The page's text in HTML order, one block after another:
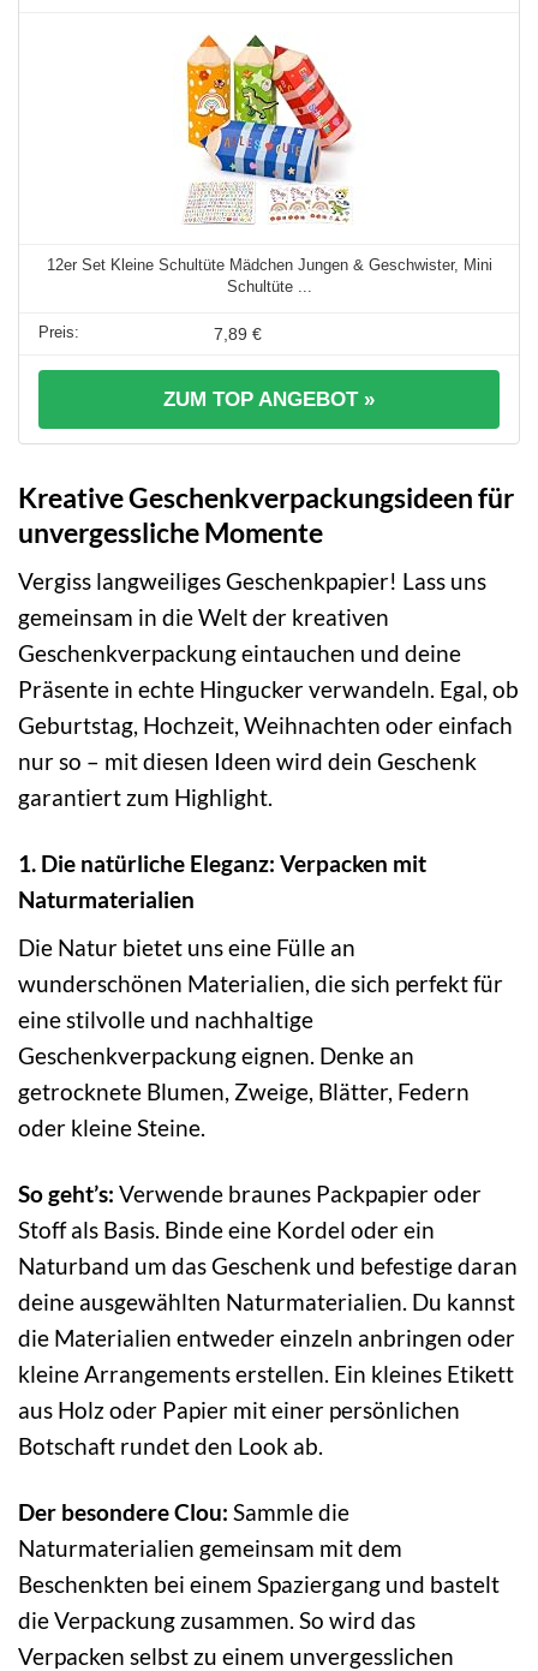
12er Set Kleine Schultüte Mädchen Jungen & Geschwister, Mini
Schultüte ...
7,89 €
ZUM TOP ANGEBOT »
Kreative Geschenkverpackungsideen für
unvergessliche Momente
Vergiss langweiliges Geschenkpapier! Lass uns
gemeinsam in die Welt der kreativen
Geschenkverpackung eintauchen und deine
Präsente in echte Hingucker verwandeln. Egal, ob
Geburtstag, Hochzeit, Weihnachten oder einfach
nur so – mit diesen Ideen wird dein Geschenk
garantiert zum Highlight.
1. Die natürliche Eleganz: Verpacken mit
Naturmaterialien
Die Natur bietet uns eine Fülle an
wunderschönen Materialien, die sich perfekt für
eine stilvolle und nachhaltige
Geschenkverpackung eignen. Denke an
getrocknete Blumen, Zweige, Blätter, Federn
oder kleine Steine.
So geht’s: Verwende braunes Packpapier oder
Stoff als Basis. Binde eine Kordel oder ein
Naturband um das Geschenk und befestige daran
deine ausgewählten Naturmaterialien. Du kannst
die Materialien entweder einzeln anbringen oder
kleine Arrangements erstellen. Ein kleines Etikett
aus Holz oder Papier mit einer persönlichen
Botschaft rundet den Look ab.
Der besondere Clou: Sammle die
Naturmaterialien gemeinsam mit dem
Beschenkten bei einem Spaziergang und bastelt
die Verpackung zusammen. So wird das
Verpacken selbst zu einem unvergesslichen